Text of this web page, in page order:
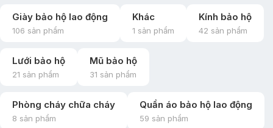
Giày bảo hộ lao động
106 sản phẩm
Khác
1 sản phẩm
Kính bảo hộ
42 sản phẩm
Lưới bảo hộ
21 sản phẩm
Mũ bảo hộ
31 sản phẩm
Phòng cháy chữa cháy
8 sản phẩm
Quần áo bảo hộ lao động
59 sản phẩm